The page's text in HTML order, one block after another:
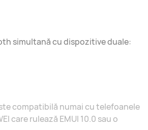
simultană cu dispozitive duale:
compatibilă numai cu telefoanele
care rulează EMUI 10.0 sau o